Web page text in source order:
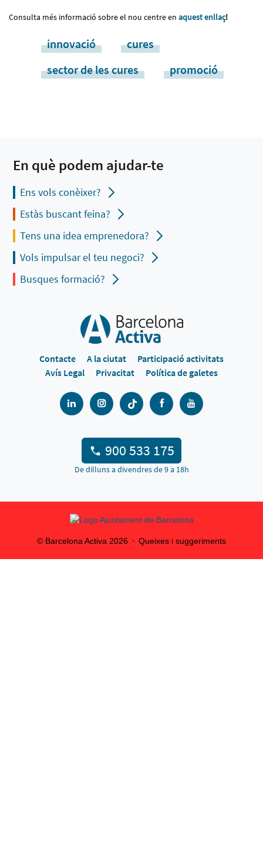
Consulta més informació sobre el nou centre en aquest enllaç!
innovació
cures
sector de les cures
promoció
En què podem ajudar-te
Ens vols conèixer?
Estàs buscant feina?
Tens una idea emprenedora?
Vols impulsar el teu negoci?
Busques formació?
Contacte A la ciutat
Participació activitats
Avís Legal
Privacitat Política de galetes
900 533 175
De dilluns a divendres de 9 a 18h
© Barcelona Activa 2026 Queixes i suggeriments